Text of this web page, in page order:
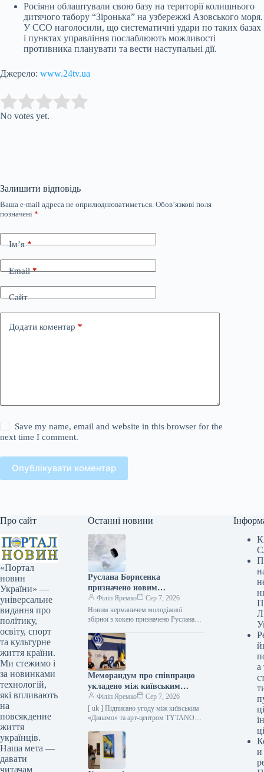
Росіяни облаштували свою базу на території колишнього
дитячого табору “Зіронька” на узбережжі Азовського моря.
У ССО наголосили, що систематичні удари по таких базах
і пунктах управління послаблюють можливості
противника планувати та вести наступальні дії.
Джерело: www.24tv.ua
Rate this item:
No votes yet.
Залишити відповідь
Ваша e-mail адреса не оприлюднюватиметься. Обов’язкові поля
позначені *
Ім’я*
Email*
Сайт
Додати коментар *
Save my name, email and website in this browser for the
next time I comment.
Опублікувати коментар
Про сайт
«Портал
новин
України» —
універсальне
видання про
політику,
освіту, спорт
та культурне
життя країни.
Ми стежимо і
за новинками
технологій,
які впливають
на
повсякденне
життя
українців.
Наша мета —
давати
читачам
Останні новини
Руслана Борисенка
призначено новим
керманичем юнацької
хокейної команди.
Філіп Яремко
Сер 7, 2026
Новим керманичем молодіжної
збірної з хокею призначено Руслана
Укрінформ На сезон 2026/2027
юнацька команда України виступатиме
під…
Меморандум про співпрацю
укладено між київським
«Динамо» та арт-центром
TYTANOVI
Філіп Яремко
Сер 7, 2026
[ uk ] Підписано угоду між київським
«Динамо» та арт-центром TYTANOVI
Спортивний клуб «Динамо» (Київ)
та…
Л
а
ці
и